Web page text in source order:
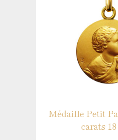
Médaille Petit
carats